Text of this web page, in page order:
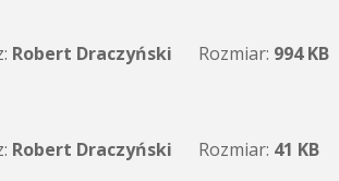
Robert Draczyński Rozmiar: 994 KB
Robert Draczyński Rozmiar: 41 KB